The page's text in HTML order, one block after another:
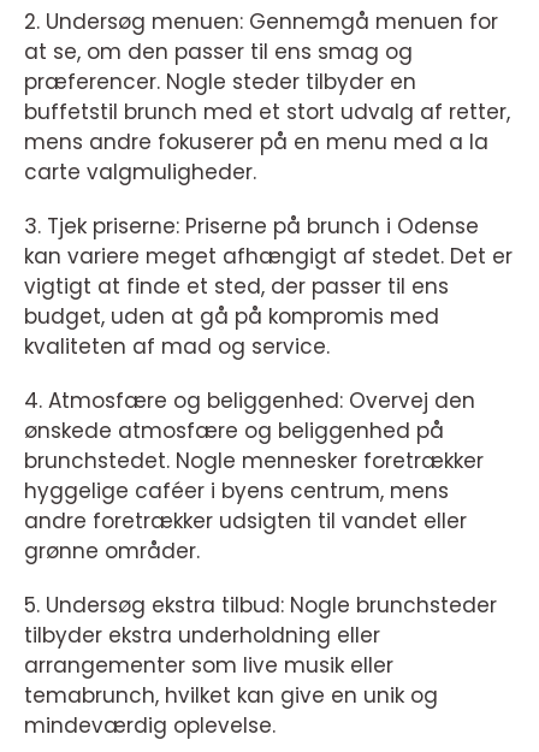
2. Undersøg menuen: Gennemgå menuen for
at se, om den passer til ens smag og
præferencer. Nogle steder tilbyder en
buffetstil brunch med et stort udvalg af retter,
mens andre fokuserer på en menu med a la
carte valgmuligheder.
3. Tjek priserne: Priserne på brunch i Odense
kan variere meget afhængigt af stedet. Det er
vigtigt at finde et sted, der passer til ens
budget, uden at gå på kompromis med
kvaliteten af mad og service.
4. Atmosfære og beliggenhed: Overvej den
ønskede atmosfære og beliggenhed på
brunchstedet. Nogle mennesker foretrækker
hyggelige caféer i byens centrum, mens
andre foretrækker udsigten til vandet eller
grønne områder.
5. Undersøg ekstra tilbud: Nogle brunchsteder
tilbyder ekstra underholdning eller
arrangementer som live musik eller
temabrunch, hvilket kan give en unik og
mindeværdig oplevelse.